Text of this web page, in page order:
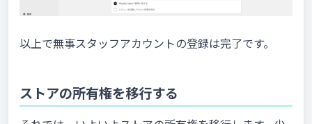
以上で無事スタッフアカウントの登録は完了です。
ストアの所有権を移行する